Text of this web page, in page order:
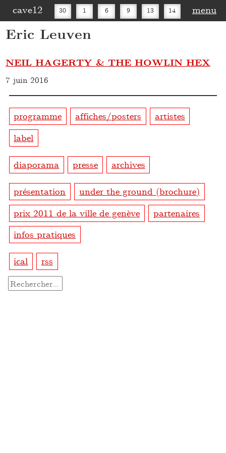
cave12 30 1 6 9 13 14 menu
Eric Leuven
NEIL HAGERTY & THE HOWLIN HEX
7 juin 2016
programme affiches/posters
artistes
label
diaporama presse archives
présentation
under the ground (brochure)
prix 2011 de la ville de genève
partenaires
infos pratiques
ical rss
Rechercher :